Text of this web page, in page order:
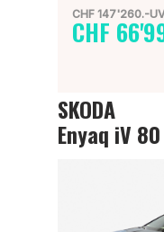
CHF 147'260.-
CHF
SKODA
Enyaq iV